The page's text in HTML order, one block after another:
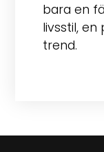
bara en
livsstil, en
trend.